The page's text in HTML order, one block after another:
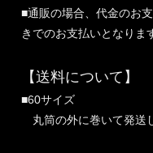
■通販の場合、代金のお
きでのお支払いとなりま
【送料について】
■60サイズ
丸筒の外に巻いて発送